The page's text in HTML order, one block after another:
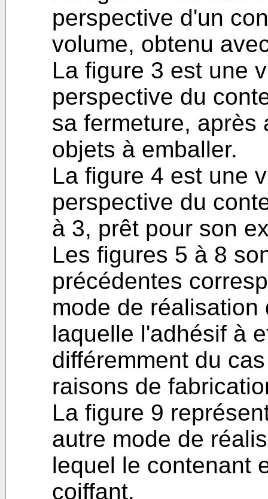
perspective d'un
volume, obtenu
La figure 3 est une
perspective du
sa fermeture, après
objets à emballer.
La figure 4 est une
perspective du
à 3, prêt pour son
Les figures 5 à 8
précédentes
mode de
laquelle l'adhésif à
différemment du
raisons de
La figure 9
autre mode de
lequel le contenant
coiffant.